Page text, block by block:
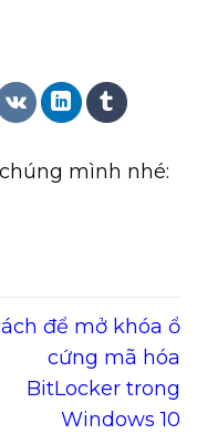
mình nhé:
để mở khóa ổ
cứng mã hóa
BitLocker trong
Windows 10